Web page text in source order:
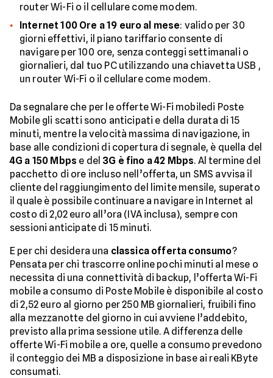
router Wi-Fi o il cellulare come modem.
Internet 100 Ore a 19 euro al mese: valido per 30
giorni effettivi, il piano tariffario consente di
navigare per 100 ore, senza conteggi settimanali o
giornalieri, dal tuo PC utilizzando una chiavetta USB ,
un router Wi-Fi o il cellulare come modem.
Da segnalare che per le offerte Wi-Fi mobiledi Poste
Mobile gli scatti sono anticipati e della durata di 15
minuti, mentre la velocità massima di navigazione, in
base alle condizioni di copertura di segnale, è quella del
4G a 150 Mbps e del 3G è fino a 42 Mbps. Al termine del
pacchetto di ore incluso nell’offerta, un SMS avvisa il
cliente del raggiungimento del limite mensile, superato
il quale è possibile continuare a navigare in Internet al
costo di 2,02 euro all’ora (IVA inclusa), sempre con
sessioni anticipate di 15 minuti.
E per chi desidera una classica offerta consumo?
Pensata per chi trascorre online pochi minuti al mese o
necessita di una connettività di backup, l’offerta Wi-Fi
mobile a consumo di Poste Mobile è disponibile al costo
di 2,52 euro al giorno per 250 MB giornalieri, fruibili fino
alla mezzanotte del giorno in cui avviene l’addebito,
previsto alla prima sessione utile. A differenza delle
offerte Wi-Fi mobile a ore, quelle a consumo prevedono
il conteggio dei MB a disposizione in base ai reali KByte
consumati.